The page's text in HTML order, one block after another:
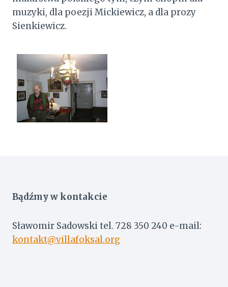
muzyki, dla poezji Mickiewicz, a dla prozy
Sienkiewicz.
Bądźmy w kontakcie
Sławomir Sadowski tel. 728 350 240 e-mail:
kontakt@villafoksal.org